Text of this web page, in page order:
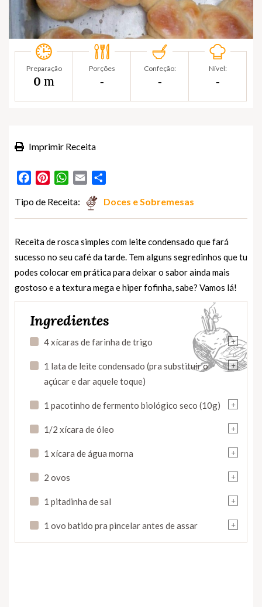
Preparação
0 m
Porções
‐
Confeção:
‐
Nível:
‐
Imprimir Receita
FacebookPinterestWhatsApp
Email
Tipo de Receita: Doces e Sobremesas
Receita de rosca simples com leite condensado que fará
sucesso no seu café da tarde. Tem alguns segredinhos que tu
podes colocar em prática para deixar o sabor ainda mais
gostoso e a textura mega e hiper fofinha, sabe? Vamos lá!
Ingredientes
+
4 xícaras de farinha de trigo
+
1 lata de leite condensado (pra substituir o
açúcar e dar aquele toque)
+
1 pacotinho de fermento biológico seco (10g)
+
1/2 xícara de óleo
+
1 xícara de água morna
+
2 ovos
+
1 pitadinha de sal
+
1 ovo batido pra pincelar antes de assar